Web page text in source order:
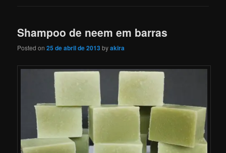
Shampoo de neem em barras
Posted on25 de abril de 2013byakira